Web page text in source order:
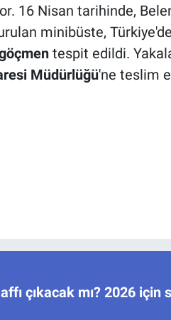
16 Nisan tarihinde,
minibüste,
tespit edildi.
Müdürlüğü'ne teslim
çıkacak mı? 2026 için